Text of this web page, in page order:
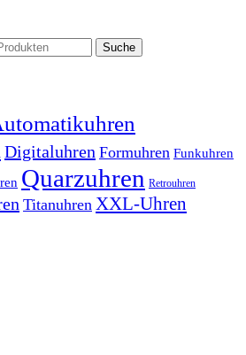
Digitaluhren Formuhren Funkuhren
Quarzuhren Retrouhren
Titanuhren XXL-Uhren